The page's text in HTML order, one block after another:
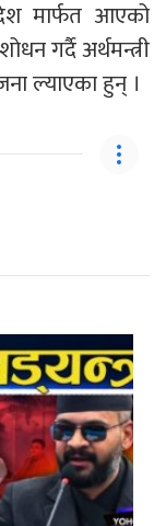
मार्फत आएको
गर्दै अर्थमन्त्री
ल्याएका हुन् ।